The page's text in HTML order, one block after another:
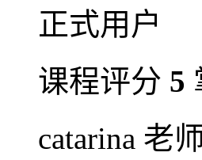
正式用户
课程评分 5
catarina 老